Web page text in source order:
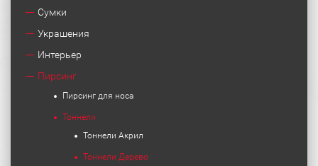
Сумки
Украшения
Интерьер
Пирсинг
Пирсинг для носа
Тоннели
Тоннели Акрил
Тоннели Дерево